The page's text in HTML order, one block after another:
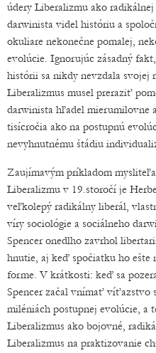
údery Liberalizmu ako
darwinista videl históriu a
okuliare nekonečne pomalej,
evolúcie. Ignorujúc zásadný
histórii sa nikdy nevzdala svojej
Liberalizmus musel preraziť
darwinista hľadel mierumilovne
tisícročia ako na postupnú
nevyhnutnému štádiu
Zaujímavým príkladom
Liberalizmu v 19.storočí je
veľkolepý radikálny liberál,
víry sociológie a sociálneho
Spencer onedlho zavrhol
hnutie, aj keď spočiatku ho ešte
forme. V krátkosti: keď sa
Spencer začal vnímať víťazstvo
miléniách postupnej evolúcie, a
Liberalizmus ako bojovné,
Liberalizmus na praktizovanie